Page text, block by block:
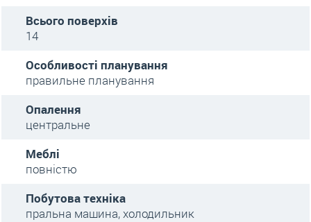
Всього поверхів
14
Особливості планування
правильне планування
Опалення
центральне
Меблі
повністю
Побутова техніка
пральна машина, холодильник